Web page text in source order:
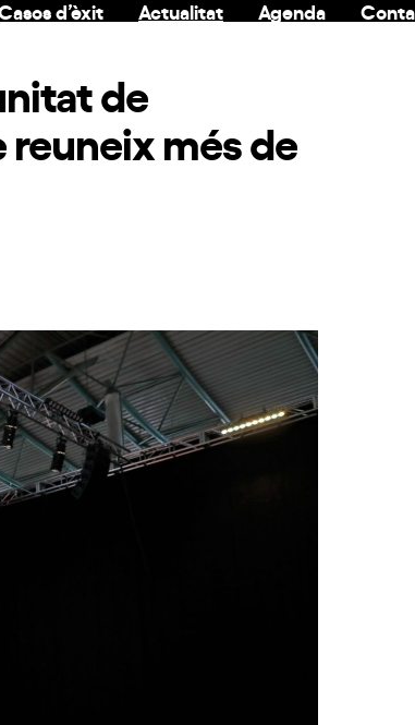
d’èxit Actualitat Agenda
de
reuneix més de